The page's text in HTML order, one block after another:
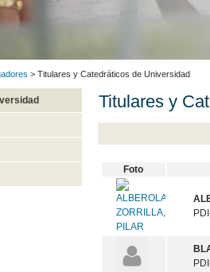
> Titulares y Catedráticos de Universidad
Titulares y
Foto